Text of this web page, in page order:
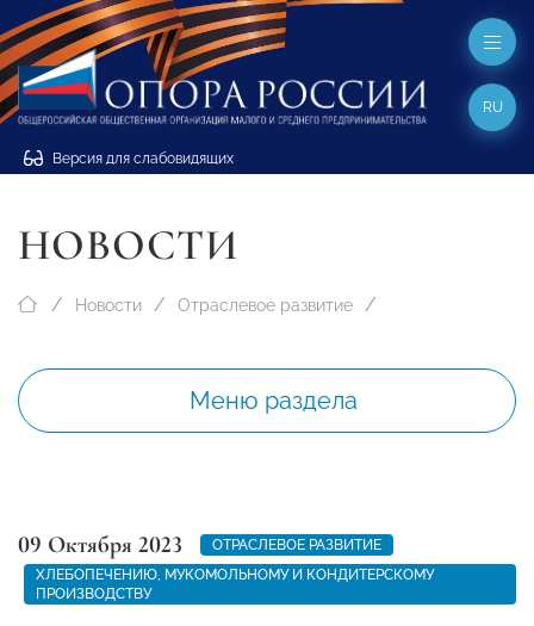
Версия для слабовидящих
RU
НОВОСТИ
Новости Отраслевое развитие
Меню раздела
09 Октября 2023
ОТРАСЛЕВОЕ РАЗВИТИЕ
ХЛЕБОПЕЧЕНИЮ, МУКОМОЛЬНОМУ И КОНДИТЕРСКОМУ
ПРОИЗВОДСТВУ